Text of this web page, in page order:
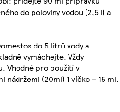
do poloviny vodou (2,5 l) a
do 5 litrů vody a
vymáchejte. Vždy
Vhodné pro použití v
nádržemi (20ml) 1 víčko = 15 ml.